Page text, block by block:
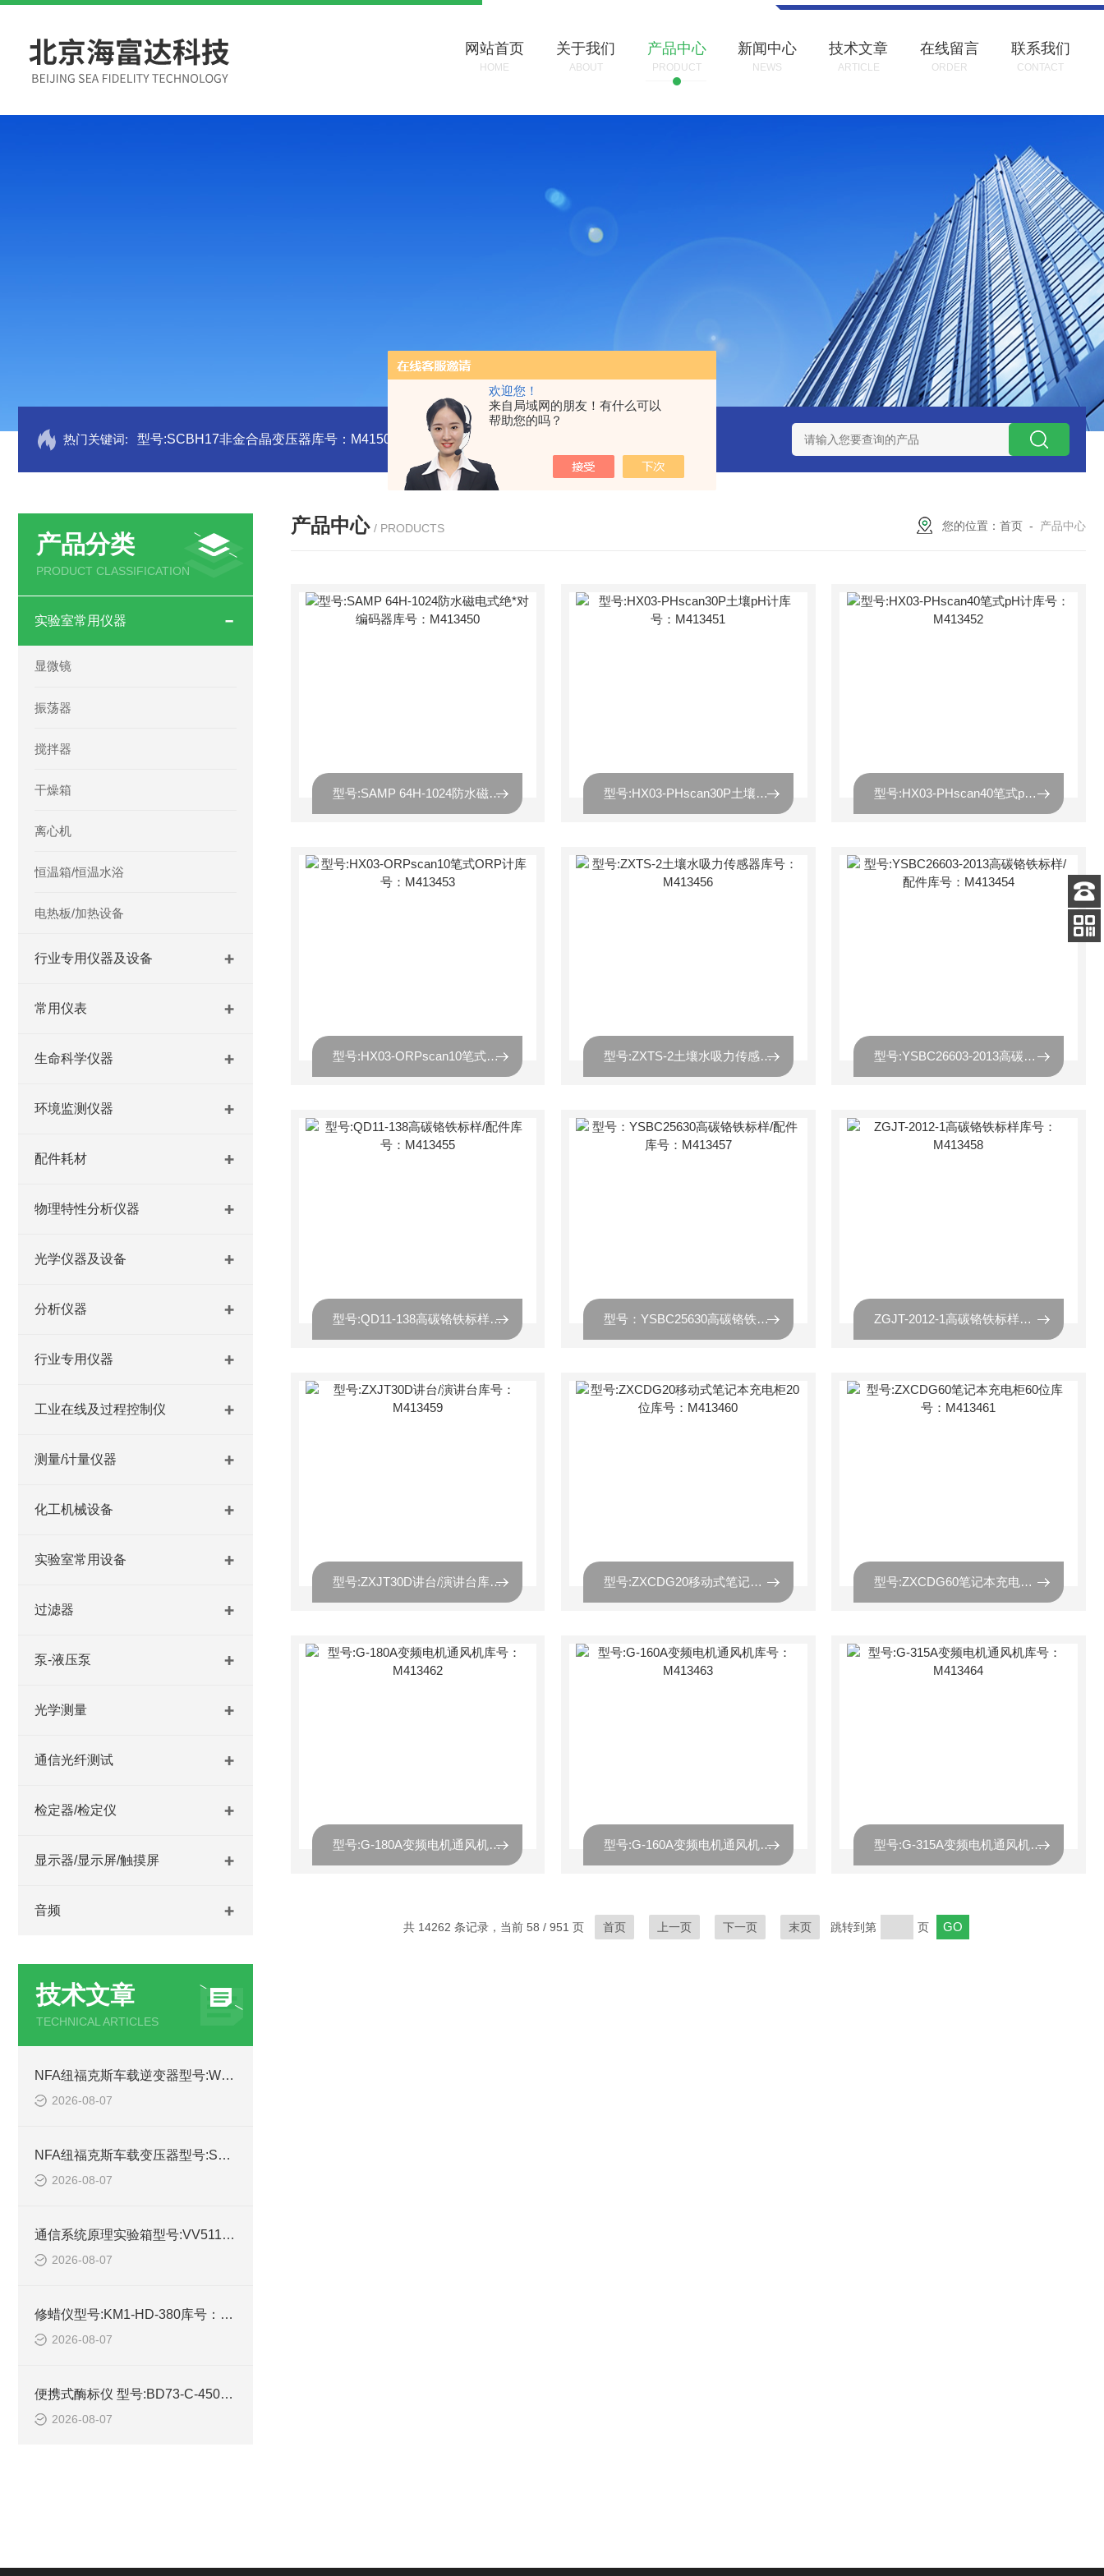
欢迎您！
来自局域网的朋友！有什么可以
帮助您的吗？
网站首页
HOME
关于我们
ABOUT
产品中心
PRODUCT
新闻中心
NEWS
技术文章
ARTICLE
在线留言
ORDER
联系我们
CONTACT
热门关键词: 型号:SCBH17非金合晶变压器库号：M415011 型号:HX03-CHI650F电化学分析仪/工作站库号：M415012 型号:ZXEFQ/3*20不锈钢槽式二分器/缩分器库号：
产品分类
PRODUCT CLASSIFICATION
实验室常用仪器
显微镜
振荡器
搅拌器
干燥箱
离心机
恒温箱/恒温水浴
电热板/加热设备
行业专用仪器及设备
常用仪表
生命科学仪器
环境监测仪器
配件耗材
物理特性分析仪器
光学仪器及设备
分析仪器
行业专用仪器
工业在线及过程控制仪
测量/计量仪器
化工机械设备
实验室常用设备
过滤器
泵-液压泵
光学测量
通信光纤测试
检定器/检定仪
显示器/显示屏/触摸屏
音频
技术文章
TECHNICAL ARTICLES
NFA纽福克斯车载逆变器型号:WSX97-7559V-NFA24V库号：M53795的简单介绍
2026-08-07
NFA纽福克斯车载变压器型号:SX97-7552N的简单介绍
2026-08-07
通信系统原理实验箱型号:VV511-M72524库号：M72524的详细介绍
2026-08-07
修蜡仪型号:KM1-HD-380库号：M210930的参数及性能特点
2026-08-07
便携式酶标仪 型号:BD73-C-450库号：M245457的简单介绍
2026-08-07
产品中心 / PRODUCTS 您的位置： 首页 - 产品中心
型号:SAMP 64H-1024防水磁电式绝*对编码器库号：M413450 型号:HX03-PHscan30P土壤pH计库号：M413451 型号:HX03-PHscan40笔式pH计库号：M413452
型号:HX03-ORPscan10笔式ORP计库号：M413453 型号:ZXTS-2土壤水吸力传感器库号：M413456 型号:YSBC26603-2013高碳铬铁标样/配件库号：M413454
型号:QD11-138高碳铬铁标样/配件库号：M413455 型号：YSBC25630高碳铬铁标样/配件库号：M413457 ZGJT-2012-1高碳铬铁标样库号：M413458
型号:ZXJT30D讲台/演讲台库号：M413459 型号:ZXCDG20移动式笔记本充电柜20位库号：M413460 型号:ZXCDG60笔记本充电柜60位库号：M413461
型号:G-180A变频电机通风机库号：M413462 型号:G-160A变频电机通风机库号：M413463 型号:G-315A变频电机通风机库号：M413464
共 14262 条记录，当前 58 / 951 页 首页 上一页 下一页 末页 跳转到第 页
客服
电话